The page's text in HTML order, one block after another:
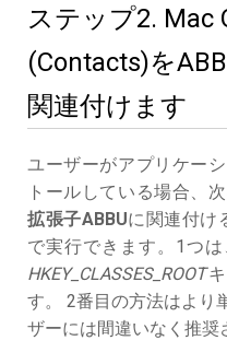
ステップ2. Mac
(Contacts)を
関連付けます
ユーザーがアプリケー
トールしている場合、
拡張子ABBUに関連付け
で実行できます。1つ
HKEY_CLASSES_ROOT
す。 2番目の方法はより
ザーには間違いなく推奨